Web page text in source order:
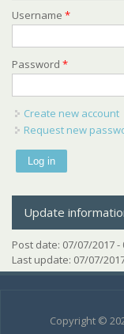
Username *
Password *
Create new account
Request new
Update
Post date: 07/07/2017 -
Last update: 07/07/
Copyright ©